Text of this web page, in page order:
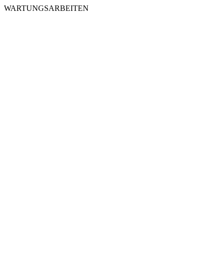
WARTUNGSARBEITEN